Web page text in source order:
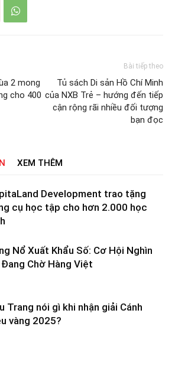
2 mong
cho 400
Bài tiếp theo
Tủ sách Di sản Hồ Chí Minh
của NXB Trẻ – hướng đến tiếp
cận rộng rãi nhiều đối tượng
bạn đọc
XEM THÊM
Development trao tặng
cụ học tập cho hơn 2.000 học
Nổ Xuất Khẩu Số: Cơ Hội Nghìn
Chờ Hàng Việt
Trang nói gì khi nhận giải Cánh
vàng 2025?